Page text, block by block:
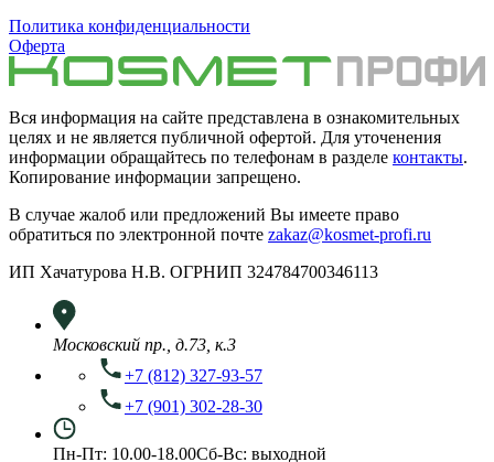
Политика конфиденциальности
Оферта
Вся информация на сайте представлена в ознакомительных
целях и не является публичной офертой. Для уточенения
информации обращайтесь по телефонам в разделе контакты.
Копирование информации запрещено.
В случае жалоб или предложений Вы имеете право
обратиться по электронной почте zakaz@kosmet-profi.ru
ИП Хачатурова Н.В. ОГРНИП 324784700346113
Московский пр., д.73, к.3
+7 (812) 327-93-57
+7 (901) 302-28-30
Пн-Пт: 10.00-18.00Сб-Вс: выходной